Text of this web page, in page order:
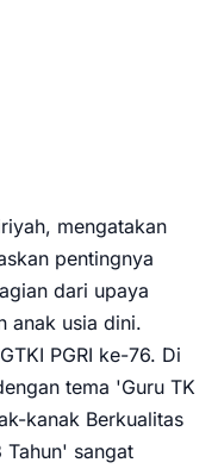
mengatakan
pentingnya
dari upaya
anak usia dini.
PGRI ke-76. Di
tema 'Guru TK
kanak Berkualitas
Tahun' sangat